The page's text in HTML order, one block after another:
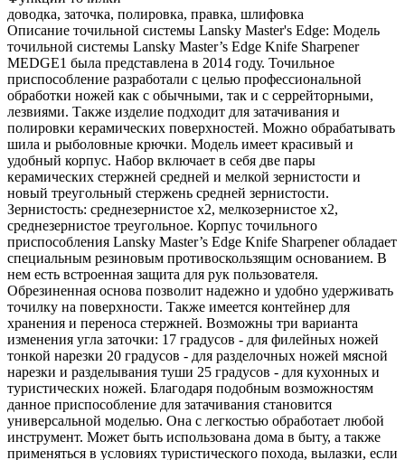
доводка, заточка, полировка, правка, шлифовка
Описание точильной системы Lansky Master's Edge: Модель
точильной системы Lansky Master’s Edge Knife Sharpener
MEDGE1 была представлена в 2014 году. Точильное
приспособление разработали с целью профессиональной
обработки ножей как с обычными, так и с серрейторными,
лезвиями. Также изделие подходит для затачивания и
полировки керамических поверхностей. Можно обрабатывать
шила и рыболовные крючки. Модель имеет красивый и
удобный корпус. Набор включает в себя две пары
керамических стержней средней и мелкой зернистости и
новый треугольный стержень средней зернистости.
Зернистость: среднезернистое x2, мелкозернистое x2,
среднезернистое треугольное. Корпус точильного
приспособления Lansky Master’s Edge Knife Sharpener обладает
специальным резиновым противоскользящим основанием. В
нем есть встроенная защита для рук пользователя.
Обрезиненная основа позволит надежно и удобно удерживать
точилку на поверхности. Также имеется контейнер для
хранения и переноса стержней. Возможны три варианта
изменения угла заточки: 17 градусов - для филейных ножей
тонкой нарезки 20 градусов - для разделочных ножей мясной
нарезки и разделывания туши 25 градусов - для кухонных и
туристических ножей. Благодаря подобным возможностям
данное приспособление для затачивания становится
универсальной моделью. Она с легкостью обработает любой
инструмент. Может быть использована дома в быту, а также
применяться в условиях туристического похода, вылазки, если